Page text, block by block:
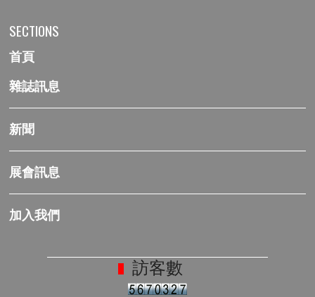
SECTIONS
首頁
雜誌訊息
新聞
展會訊息
加入我們
訪客數